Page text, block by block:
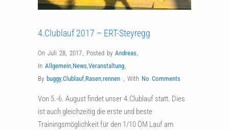
4.Clublauf 2017 – ERT-Steyregg
On Juli 28, 2017, Posted by Andreas,
In Allgemein,News,Veranstaltung,
By buggy,Clublauf,Rasen,rennen , With No Comments
Von 5.-6. August findet unser 4.Clublauf statt. Dies
ist auch gleichzeitig die erste und beste
Trainingsmöglichkeit für den 1/10 ÖM Lauf am